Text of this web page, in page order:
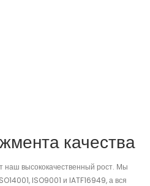
качества
наш высококачественный рост. Мы
ISO9001 и IATF16949, а вся